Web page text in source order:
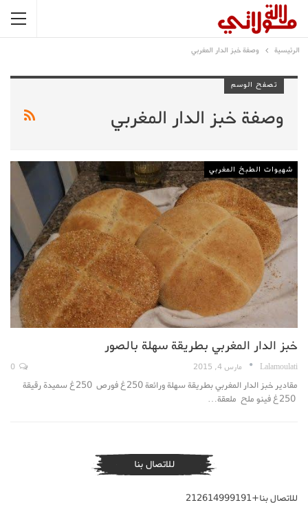
الرئيسية وصفة خبز الدار المغربي
تصفح الوسم
وصفة خبز الدار المغربي
شهيوات الطبخ المغربي
خبز الدار المغربي بطريقة سهلة بالصور
Lalamoulati مارس 4, 2015
مقادير خبز الدار المغربي بطريقة سهلة ورائعة 250غ فورص 250غ سميدة رقيقة
للاتصال بنا
للاتصال بنا+212614999191